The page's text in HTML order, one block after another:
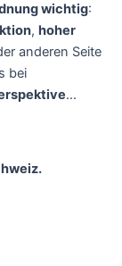
wichtig:
, hoher
anderen Seite
bei
…